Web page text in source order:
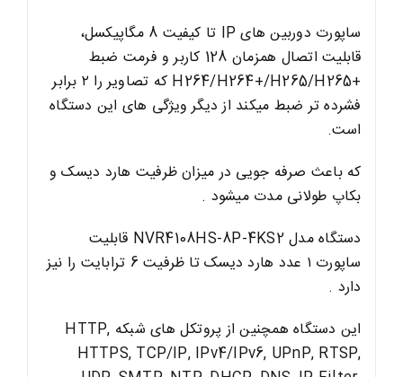
ساپورت دوربین های IP تا کیفیت 8 مگاپیکسل،
قابلیت اتصال همزمان 128 کاربر و فرمت ضبط
+H264/H264+/H265/H265 که تصاویر را ۲ برابر
فشرده تر ضبط میکند از دیگر ویژگی های این دستگاه
است.
که باعث صرفه جویی در میزان ظرفیت هارد دیسک و
بکاپ طولانی مدت میشود .
دستگاه مدل NVR4108HS-8P-4KS2 قابلیت
ساپورت ۱ عدد هارد دیسک تا ظرفیت 6 ترابایت را نیز
دارد .
این دستگاه همچنین از پروتکل های شبکه HTTP,
HTTPS, TCP/IP, IPv4/IPv6, UPnP, RTSP,